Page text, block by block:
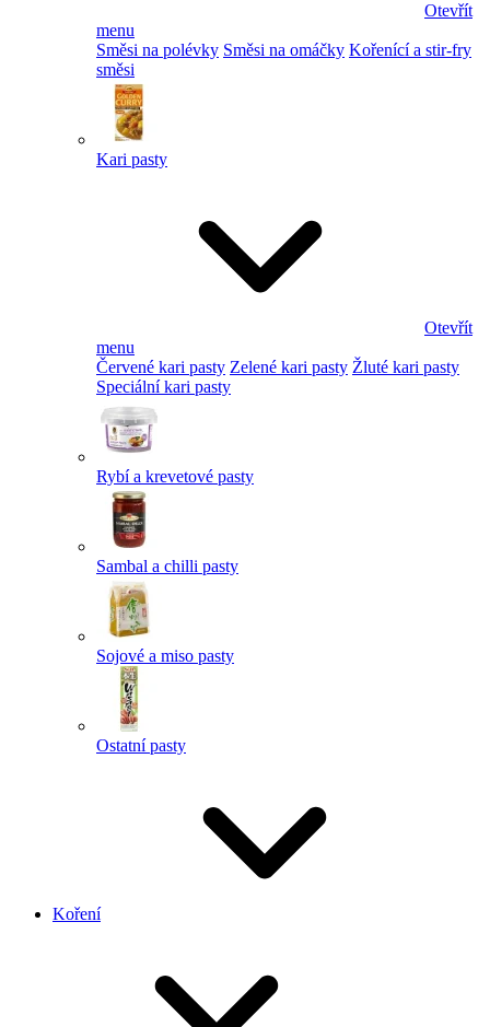
Otevřít
menu
Směsi na polévky Směsi na omáčky Kořenící a stir-fry
směsi
Kari pasty
Otevřít
menu
Červené kari pasty Zelené kari pasty Žluté kari pasty
Speciální kari pasty
Rybí a krevetové pasty
Sambal a chilli pasty
Sojové a miso pasty
Ostatní pasty
Koření